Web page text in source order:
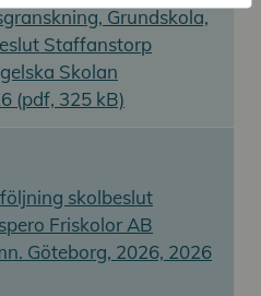
Grundskola,
Staffanstorp
Skolan
(pdf, 325 kB)
skolbeslut
Friskolor AB
Göteborg, 2026, 2026